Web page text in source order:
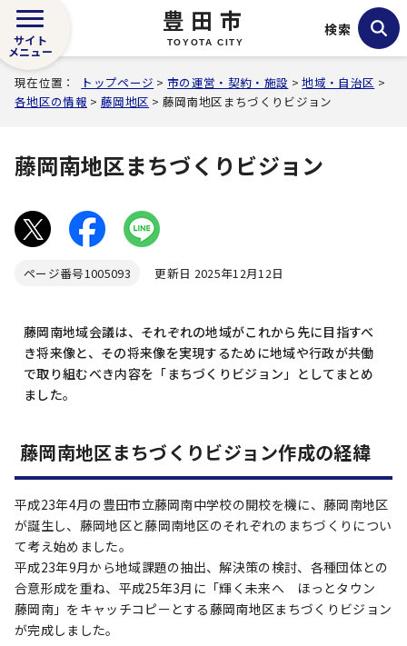
豊田市
TOYOTA CITY
サイト
メニュー
検索
現在位置： トップページ >市の運営・契約・施設 >地域・自治区 >
各地区の情報 > 藤岡地区 > 藤岡南地区まちづくりビジョン
藤岡南地区まちづくりビジョン
ページ番号1005093 更新日 2025年12月12日
藤岡南地域会議は、それぞれの地域がこれから先に目指すべ
き将来像と、その将来像を実現するために地域や行政が共働
で取り組むべき内容を「まちづくりビジョン」としてまとめ
ました。
藤岡南地区まちづくりビジョン作成の経緯
平成23年4月の豊田市立藤岡南中学校の開校を機に、藤岡南地区
が誕生し、藤岡地区と藤岡南地区のそれぞれのまちづくりについ
て考え始めました。
平成23年9月から地域課題の抽出、解決策の検討、各種団体との
合意形成を重ね、平成25年3月に「輝く未来へ ほっとタウン
藤岡南」をキャッチコピーとする藤岡南地区まちづくりビジョン
が完成しました。